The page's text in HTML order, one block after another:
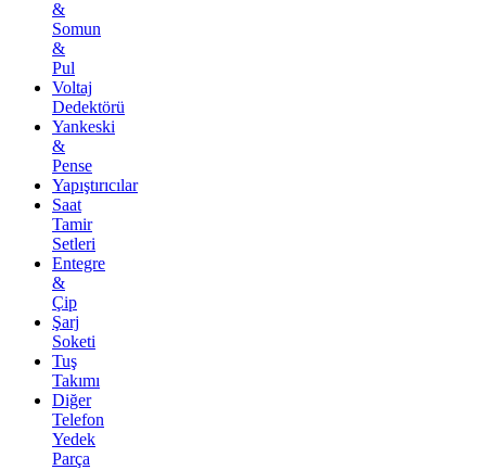
&
Somun
&
Pul
Voltaj
Dedektörü
Yankeski
&
Pense
Yapıştırıcılar
Saat
Tamir
Setleri
Entegre
&
Çip
Şarj
Soketi
Tuş
Takımı
Diğer
Telefon
Yedek
Parça